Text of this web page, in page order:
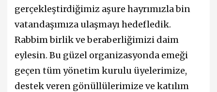
gerçekleştirdiğimiz aşure hayrımızla bin
vatandaşımıza ulaşmayı hedefledik.
Rabbim birlik ve beraberliğimizi daim
eylesin. Bu güzel organizasyonda emeği
geçen tüm yönetim kurulu üyelerimize,
destek veren gönüllülerimize ve katılım